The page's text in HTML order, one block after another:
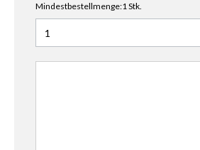
Mindestbestellmenge:1 Stk.
Anzahl für Kaldewei